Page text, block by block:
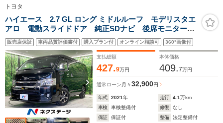
トヨタ
ハイエース 2.7 GL ロング ミドルルーフ モデリスタエ
アロ 電動スライドドア 純正SDナビ 後席モニター
デジタルインナーミラー 全周囲カメラ 100V電源 衝
突軽減 禁煙車 コーナーセンサー スマートキー
LEDヘッドライト ETC
販売店保証 車両品質評価書付 購入プラン付 オンライン相談可 360°画像付
支払総額
427.9万円
本体価格
409.7万円
通常ローン 月々32,900円
年式 2021年 走行 4.1万km
車検
車検整備付 修復
なし
保証
保証付 整備
法定整備付